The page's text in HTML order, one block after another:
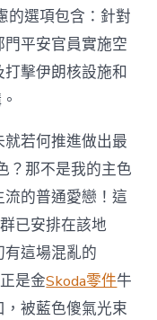
考
慮
對
伊
動
新
的
嚴
重
打
擊〉
中
的選項包含：針對
平安官員實施空
打擊伊朗核設施和
就若何推進做出最
？那不是我的主色
的普通愛戀！這
已安排在該地
這場混亂的
是金Skoda零件牛
被藍色傻氣光束